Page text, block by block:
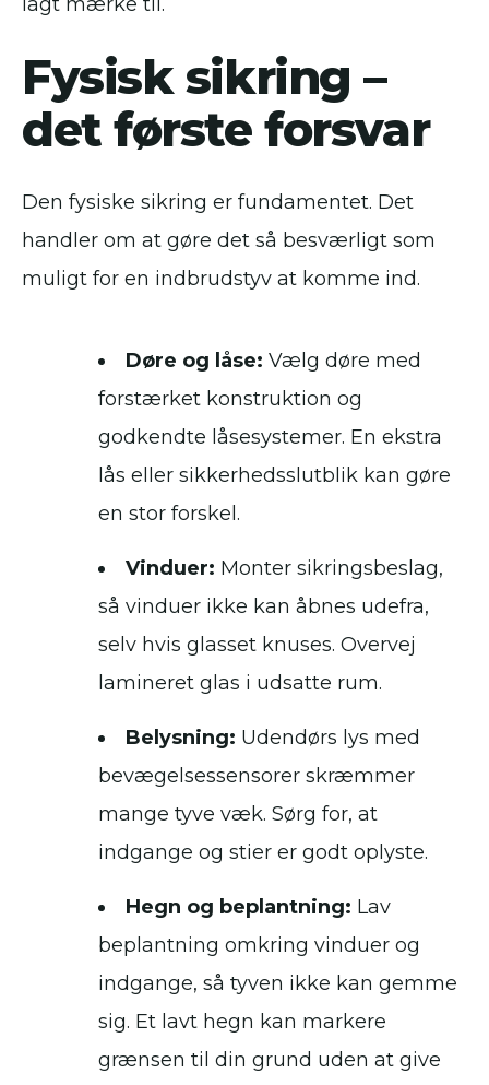
Fysisk sikring –
det første forsvar
Den fysiske sikring er fundamentet. Det
handler om at gøre det så besværligt som
muligt for en indbrudstyv at komme ind.
Døre og låse: Vælg døre med
forstærket konstruktion og
godkendte låsesystemer. En ekstra
lås eller sikkerhedsslutblik kan gøre
en stor forskel.
Vinduer: Monter sikringsbeslag,
så vinduer ikke kan åbnes udefra,
selv hvis glasset knuses. Overvej
lamineret glas i udsatte rum.
Belysning: Udendørs lys med
bevægelsessensorer skræmmer
mange tyve væk. Sørg for, at
indgange og stier er godt oplyste.
Hegn og beplantning: Lav
beplantning omkring vinduer og
indgange, så tyven ikke kan gemme
sig. Et lavt hegn kan markere
grænsen til din grund uden at give